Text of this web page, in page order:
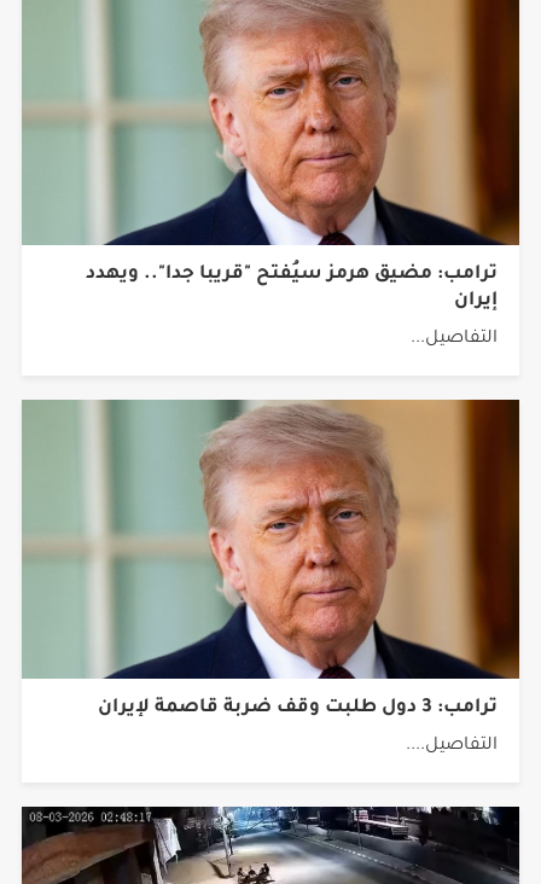
ترامب: مضيق هرمز سيُفتح "قريبا جدا".. ويهدد
إيران
التفاصيل...
ترامب: 3 دول طلبت وقف ضربة قاصمة لإيران
التفاصيل....